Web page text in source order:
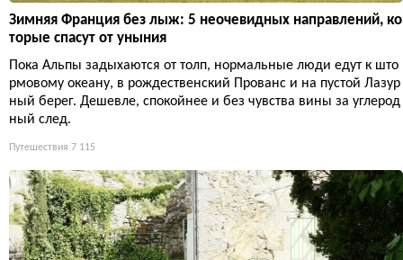
Зимняя Франция без лыж: 5 неочевидных направлений, ко
торые спасут от уныния
Пока Альпы задыхаются от толп, нормальные люди едут к што
рмовому океану, в рождественский Прованс и на пустой Лазур
ный берег. Дешевле, спокойнее и без чувства вины за углерод
ный след.
Путешествия 7 115